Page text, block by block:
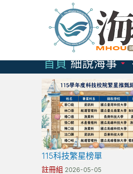
內
容
區
首頁 細說海事
115科技繁星榜單
註冊組 2026-05-05